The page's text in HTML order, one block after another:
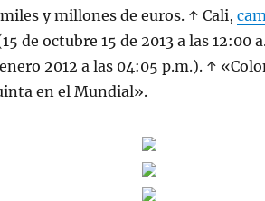
y millones de euros. ↑ Cali,
de octubre 15 de 2013 a las 12:00
2012 a las 04:05 p.m.). ↑
en el Mundial».